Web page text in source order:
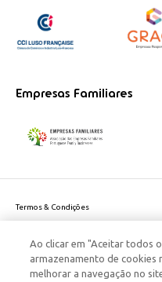
Empresas Familiares
Termos & Condições
Politica de Cookies
Política de Privacidade Dados Pessoais
Ao clicar em "Aceitar todos
armazenamento de cookies
melhorar a navegação no